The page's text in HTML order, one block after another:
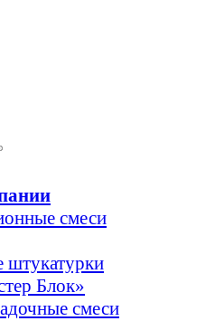
смеси
штукатурки
Блок»
смеси